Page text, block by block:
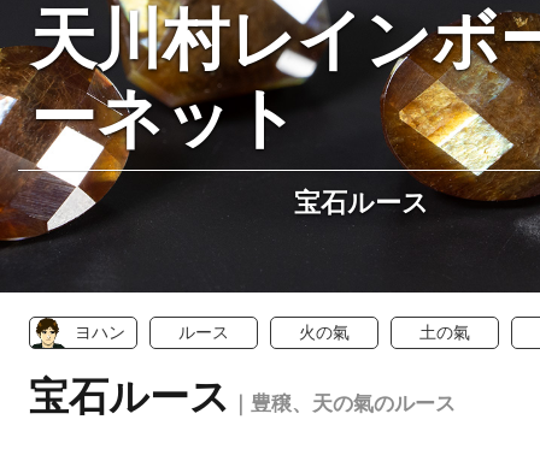
天川村レインボ
ーネット
宝石ルース
ヨハン ルース 火の氣 土の氣
宝石ルース ｜豊穣、天の氣のルース